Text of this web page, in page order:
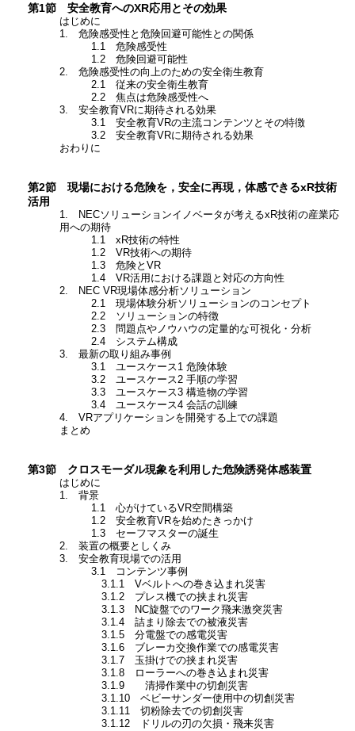
第1節 安全教育へのXR応用とその効果
はじめに
1. 危険感受性と危険回避可能性との関係
1.1 危険感受性
1.2 危険回避可能性
2. 危険感受性の向上のための安全衛生教育
2.1 従来の安全衛生教育
2.2 焦点は危険感受性へ
3. 安全教育VRに期待される効果
3.1 安全教育VRの主流コンテンツとその特徴
3.2 安全教育VRに期待される効果
おわりに
第2節 現場における危険を，安全に再現，体感できるxR技術
活用
1. NECソリューションイノベータが考えるxR技術の産業応
用への期待
1.1 xR技術の特性
1.2 VR技術への期待
1.3 危険とVR
1.4 VR活用における課題と対応の方向性
2. NEC VR現場体感分析ソリューション
2.1 現場体験分析ソリューションのコンセプト
2.2 ソリューションの特徴
2.3 問題点やノウハウの定量的な可視化・分析
2.4 システム構成
3. 最新の取り組み事例
3.1 ユースケース1 危険体験
3.2 ユースケース2 手順の学習
3.3 ユースケース3 構造物の学習
3.4 ユースケース4 会話の訓練
4. VRアプリケーションを開発する上での課題
まとめ
第3節 クロスモーダル現象を利用した危険誘発体感装置
はじめに
1. 背景
1.1 心がけているVR空間構築
1.2 安全教育VRを始めたきっかけ
1.3 セーフマスターの誕生
2. 装置の概要としくみ
3. 安全教育現場での活用
3.1 コンテンツ事例
3.1.1 Vベルトへの巻き込まれ災害
3.1.2 プレス機での挟まれ災害
3.1.3 NC旋盤でのワーク飛来激突災害
3.1.4 詰まり除去での被液災害
3.1.5 分電盤での感電災害
3.1.6 ブレーカ交換作業での感電災害
3.1.7 玉掛けでの挟まれ災害
3.1.8 ローラーへの巻き込まれ災害
3.1.9 清掃作業中の切創災害
3.1.10 ベビーサンダー使用中の切創災害
3.1.11 切粉除去での切創災害
3.1.12 ドリルの刃の欠損・飛来災害